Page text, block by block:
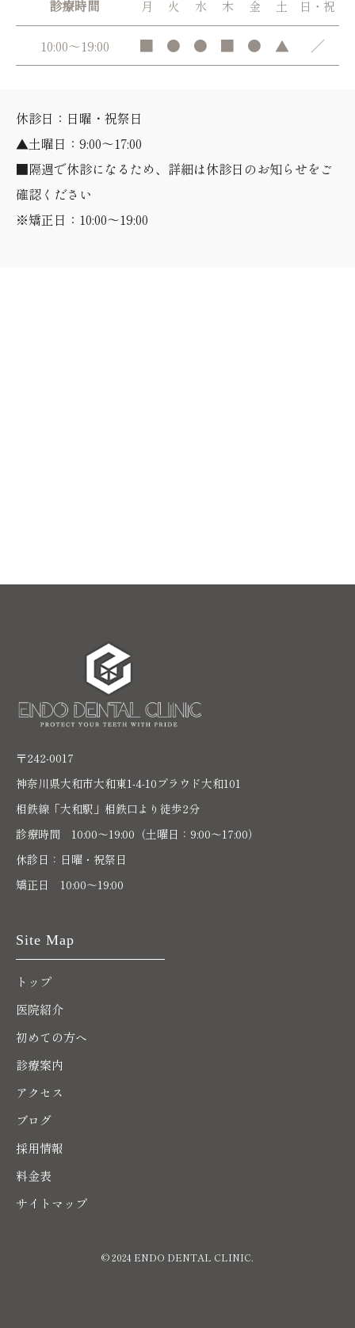
診療時間 月 火 水 木 金 土 日・祝
10:00～19:00 ■ ● ● ■ ● ▲ ／
休診日：日曜・祝祭日
▲土曜日：9:00～17:00
■隔週で休診になるため、詳細は休診日のお知らせをご
確認ください
※矯正日：10:00～19:00
〒242-0017
神奈川県大和市大和東1-4-10プラウド大和101
相鉄線「大和駅」相鉄口より徒歩2分
診療時間 10:00〜19:00（土曜日：9:00～17:00）
休診日：日曜・祝祭日
矯正日 10:00～19:00
Site Map
トップ
医院紹介
初めての方へ
診療案内
アクセス
ブログ
採用情報
料金表
サイトマップ
© 2024 ENDO DENTAL CLINIC.